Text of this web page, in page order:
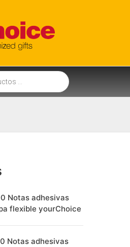
Notas adhesivas
flexible yourChoice
Notas adhesivas